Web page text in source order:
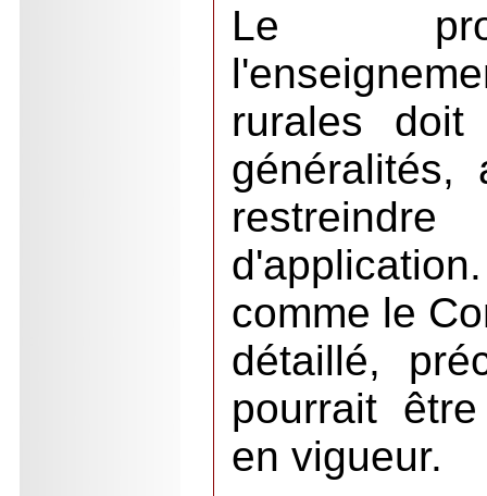
Le
rurales
comme le
détaillé,
pourrait
en vigueur.